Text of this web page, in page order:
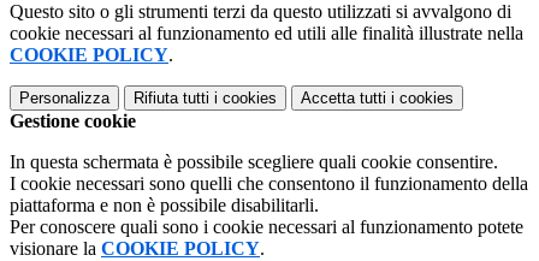
Questo sito o gli strumenti terzi da questo utilizzati si avvalgono di
cookie necessari al funzionamento ed utili alle finalità illustrate nella
COOKIE POLICY.
Personalizza Rifiuta tutti i cookies Accetta tutti i cookies
Gestione cookie
In questa schermata è possibile scegliere quali cookie consentire.
I cookie necessari sono quelli che consentono il funzionamento della
piattaforma e non è possibile disabilitarli.
Per conoscere quali sono i cookie necessari al funzionamento potete
visionare la COOKIE POLICY.